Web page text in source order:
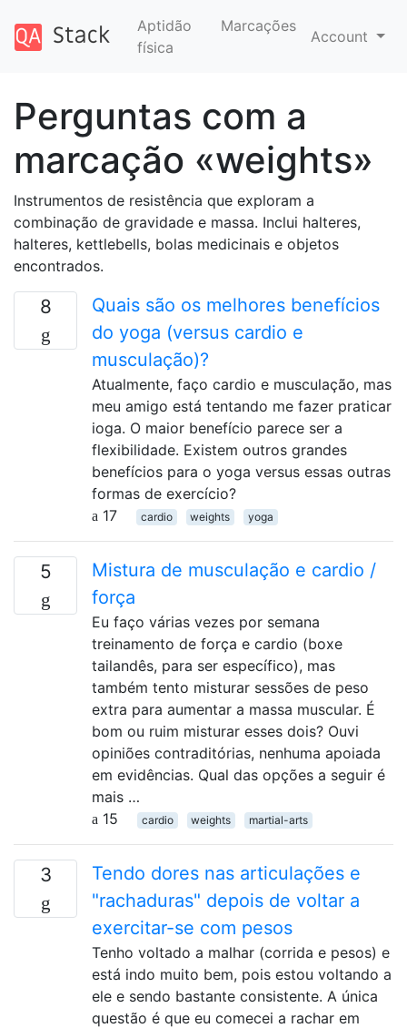
Aptidão
física
Marcações
Account
Perguntas com a
marcação «weights»
Instrumentos de resistência que exploram a
combinação de gravidade e massa. Inclui halteres,
halteres, kettlebells, bolas medicinais e objetos
encontrados.
8
Quais são os melhores benefícios
do yoga (versus cardio e
musculação)?
Atualmente, faço cardio e musculação, mas
meu amigo está tentando me fazer praticar
ioga. O maior benefício parece ser a
flexibilidade. Existem outros grandes
benefícios para o yoga versus essas outras
formas de exercício?
17
cardio weights yoga
5
Mistura de musculação e cardio /
força
Eu faço várias vezes por semana
treinamento de força e cardio (boxe
tailandês, para ser específico), mas
também tento misturar sessões de peso
extra para aumentar a massa muscular. É
bom ou ruim misturar esses dois? Ouvi
opiniões contraditórias, nenhuma apoiada
em evidências. Qual das opções a seguir é
mais …
15
cardio weights martial-arts
3
Tendo dores nas articulações e
"rachaduras" depois de voltar a
exercitar-se com pesos
Tenho voltado a malhar (corrida e pesos) e
está indo muito bem, pois estou voltando a
ele e sendo bastante consistente. A única
questão é que eu comecei a rachar em